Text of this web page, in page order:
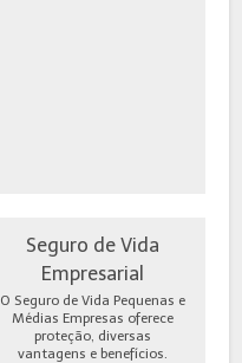
Seguro de Vida
Empresarial
O Seguro de Vida Pequenas e
Médias Empresas oferece
proteção, diversas
vantagens e benefícios.